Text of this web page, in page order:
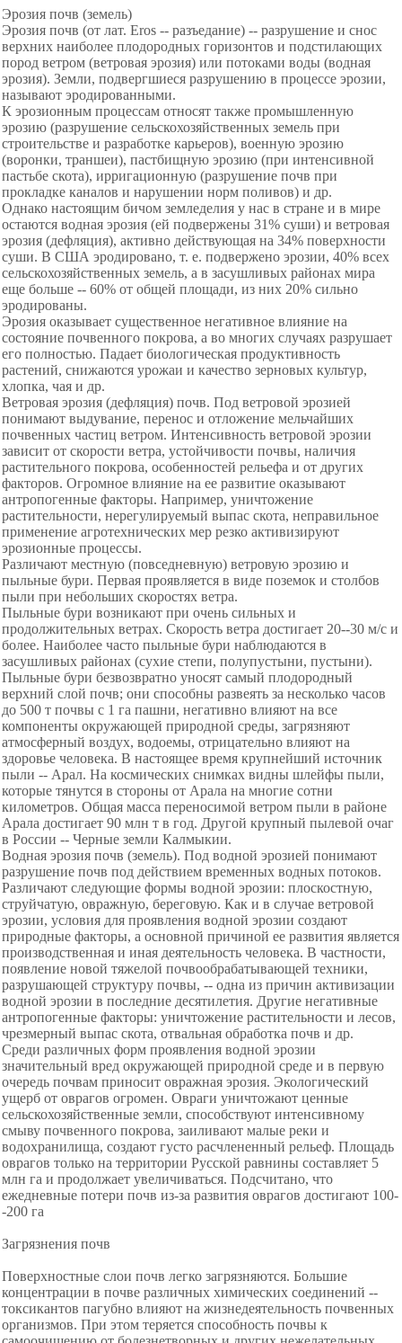
Эрозия почв (земель)
Эрозия почв (от лат. Eros -- разъедание) -- разрушение и снос
верхних наиболее плодородных горизонтов и подстилающих
пород ветром (ветровая эрозия) или потоками воды (водная
эрозия). Земли, подвергшиеся разрушению в процессе эрозии,
называют эродированными.
К эрозионным процессам относят также промышленную
эрозию (разрушение сельскохозяйственных земель при
строительстве и разработке карьеров), военную эрозию
(воронки, траншеи), пастбищную эрозию (при интенсивной
пастьбе скота), ирригационную (разрушение почв при
прокладке каналов и нарушении норм поливов) и др.
Однако настоящим бичом земледелия у нас в стране и в мире
остаются водная эрозия (ей подвержены 31% суши) и ветровая
эрозия (дефляция), активно действующая на 34% поверхности
суши. В США эродировано, т. е. подвержено эрозии, 40% всех
сельскохозяйственных земель, а в засушливых районах мира
еще больше -- 60% от общей площади, из них 20% сильно
эродированы.
Эрозия оказывает существенное негативное влияние на
состояние почвенного покрова, а во многих случаях разрушает
его полностью. Падает биологическая продуктивность
растений, снижаются урожаи и качество зерновых культур,
хлопка, чая и др.
Ветровая эрозия (дефляция) почв. Под ветровой эрозией
понимают выдувание, перенос и отложение мельчайших
почвенных частиц ветром. Интенсивность ветровой эрозии
зависит от скорости ветра, устойчивости почвы, наличия
растительного покрова, особенностей рельефа и от других
факторов. Огромное влияние на ее развитие оказывают
антропогенные факторы. Например, уничтожение
растительности, нерегулируемый выпас скота, неправильное
применение агротехнических мер резко активизируют
эрозионные процессы.
Различают местную (повседневную) ветровую эрозию и
пыльные бури. Первая проявляется в виде поземок и столбов
пыли при небольших скоростях ветра.
Пыльные бури возникают при очень сильных и
продолжительных ветрах. Скорость ветра достигает 20--30 м/с и
более. Наиболее часто пыльные бури наблюдаются в
засушливых районах (сухие степи, полупустыни, пустыни).
Пыльные бури безвозвратно уносят самый плодородный
верхний слой почв; они способны развеять за несколько часов
до 500 т почвы с 1 га пашни, негативно влияют на все
компоненты окружающей природной среды, загрязняют
атмосферный воздух, водоемы, отрицательно влияют на
здоровье человека. В настоящее время крупнейший источник
пыли -- Арал. На космических снимках видны шлейфы пыли,
которые тянутся в стороны от Арала на многие сотни
километров. Общая масса переносимой ветром пыли в районе
Арала достигает 90 млн т в год. Другой крупный пылевой очаг
в России -- Черные земли Калмыкии.
Водная эрозия почв (земель). Под водной эрозией понимают
разрушение почв под действием временных водных потоков.
Различают следующие формы водной эрозии: плоскостную,
струйчатую, овражную, береговую. Как и в случае ветровой
эрозии, условия для проявления водной эрозии создают
природные факторы, а основной причиной ее развития является
производственная и иная деятельность человека. В частности,
появление новой тяжелой почвообрабатывающей техники,
разрушающей структуру почвы, -- одна из причин активизации
водной эрозии в последние десятилетия. Другие негативные
антропогенные факторы: уничтожение растительности и лесов,
чрезмерный выпас скота, отвальная обработка почв и др.
Среди различных форм проявления водной эрозии
значительный вред окружающей природной среде и в первую
очередь почвам приносит овражная эрозия. Экологический
ущерб от оврагов огромен. Овраги уничтожают ценные
сельскохозяйственные земли, способствуют интенсивному
смыву почвенного покрова, заиливают малые реки и
водохранилища, создают густо расчлененный рельеф. Площадь
оврагов только на территории Русской равнины составляет 5
млн га и продолжает увеличиваться. Подсчитано, что
ежедневные потери почв из-за развития оврагов достигают 100-
-200 га
Загрязнения почв
Поверхностные слои почв легко загрязняются. Большие
концентрации в почве различных химических соединений --
токсикантов пагубно влияют на жизнедеятельность почвенных
организмов. При этом теряется способность почвы к